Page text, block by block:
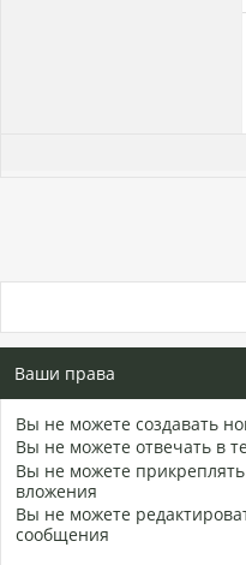
Ваши права
Вы не можете создавать
Вы не можете отвечать в
Вы не можете прикреплять
вложения
Вы не можете
сообщения